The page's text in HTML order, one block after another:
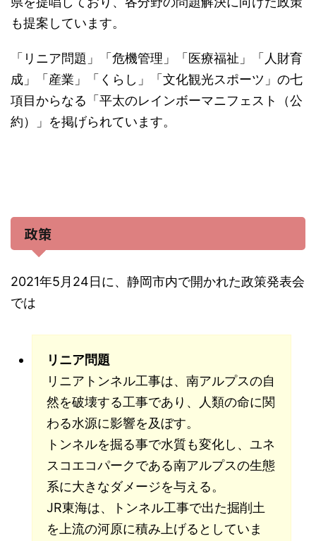
も提案しています。
「リニア問題」「危機管理」「医療福祉」「人財育
成」「産業」「くらし」「文化観光スポーツ」の七
項目からなる「平太のレインボーマニフェスト（公
約）」を掲げられています。
政策
2021年5月24日に、静岡市内で開かれた政策発表会
では
リニア問題
リニアトンネル工事は、南アルプスの自
然を破壊する工事であり、人類の命に関
わる水源に影響を及ぼす。
トンネルを掘る事で水質も変化し、ユネ
スコエコパークである南アルプスの生態
系に大きなダメージを与える。
JR東海は、トンネル工事で出た掘削土
を上流の河原に積み上げるとしていま